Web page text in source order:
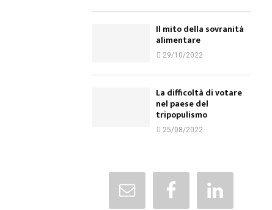
Il mito della sovranità
alimentare
29/10/2022
La difficoltà di votare
nel paese del
tripopulismo
25/08/2022